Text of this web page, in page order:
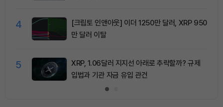
4
[크립토 인앤아웃] 이더 1250만 달러, XRP 950
만 달러 이탈
5
XRP, 1.06달러 지지선 아래로 추락할까? 규제
입법과 기관 자금 유입 관건